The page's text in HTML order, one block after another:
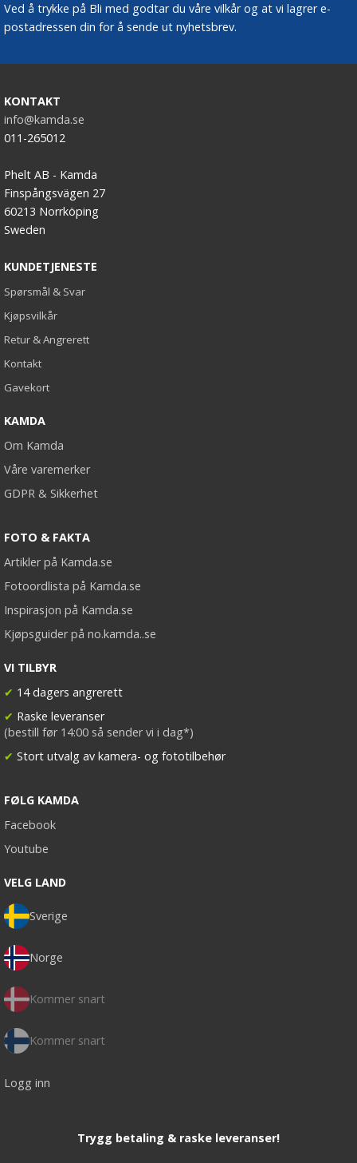
Ved å trykke på Bli med godtar du våre vilkår og at vi lagrer e-
postadressen din for å sende ut nyhetsbrev.
KONTAKT
info@kamda.se
011-265012
Phelt AB - Kamda
Finspångsvägen 27
60213 Norrköping
Sweden
KUNDETJENESTE
Spørsmål & Svar
Kjøpsvilkår
Retur & Angrerett
Kontakt
Gavekort
KAMDA
Om Kamda
Våre varemerker
GDPR & Sikkerhet
FOTO & FAKTA
Artikler på Kamda.se
Fotoordlista på Kamda.se
Inspirasjon på Kamda.se
Kjøpsguider på no.kamda..se
VI TILBYR
✔ 14 dagers angrerett
✔ Raske leveranser
(bestill før 14:00 så sender vi i dag*)
✔ Stort utvalg av kamera- og fototilbehør
FØLG KAMDA
Facebook
Youtube
VELG LAND
Sverige
Norge
Kommer snart
Kommer snart
Logg inn
Trygg betaling & raske leveranser!